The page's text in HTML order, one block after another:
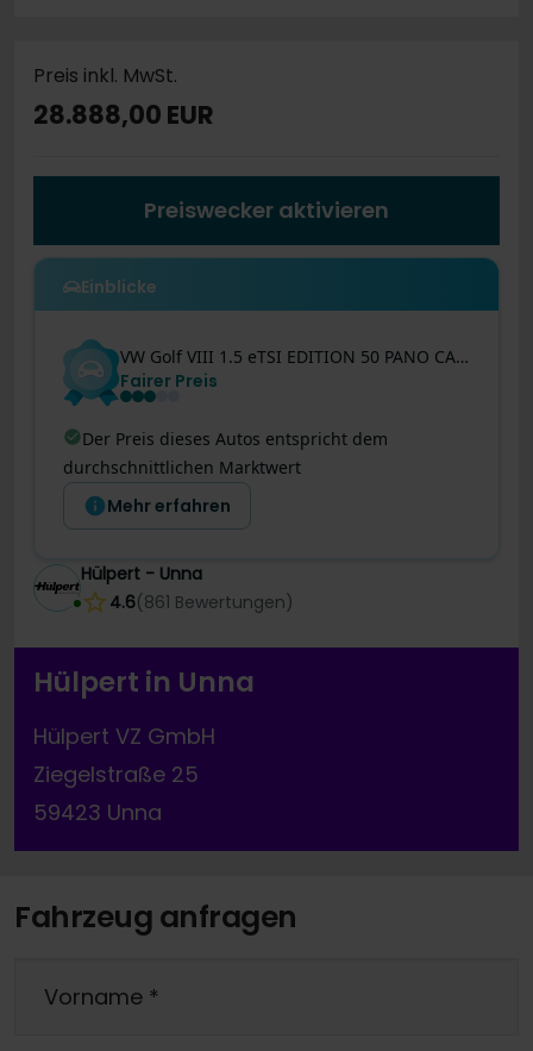
Preis inkl. MwSt.
28.888,00 EUR
Preiswecker aktivieren
Einblicke
VW Golf VIII 1.5 eTSI EDITION 50 PANO CAM ACC LM18
Fairer Preis
Der Preis dieses Autos entspricht dem
durchschnittlichen Marktwert
Mehr erfahren
Hülpert - Unna
4.6(861 Bewertungen)
Hülpert in Unna
Hülpert VZ GmbH
Ziegelstraße 25
59423 Unna
Fahrzeug anfragen
Vorname *